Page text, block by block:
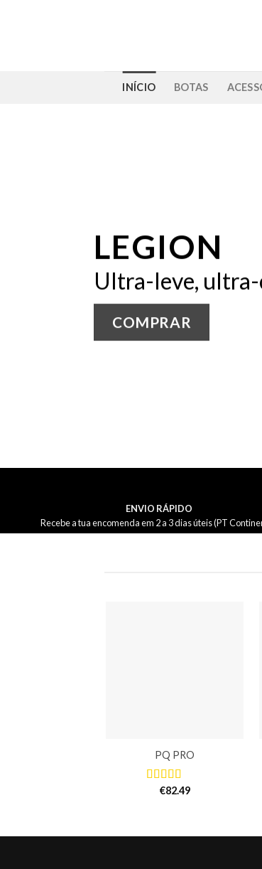
INÍCIO BOTAS
LEGION
Ultra-leve,
COMPRAR
ENVIO RÁPIDO
Recebe a tua encomenda em 2 a 3 dias úteis (PT
PQ PRO
Avaliação
€82.49